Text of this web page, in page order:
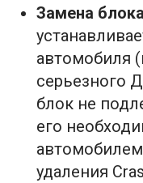
Замена
автомобиля
серьезного
блок не
его
удаления